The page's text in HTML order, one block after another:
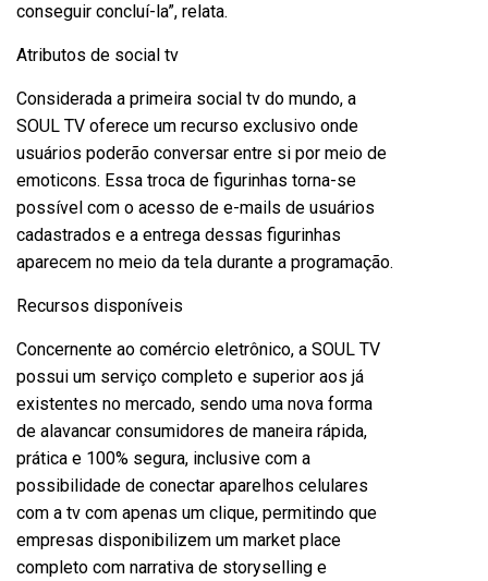
conseguir concluí-la”, relata.
Atributos de social tv
Considerada a primeira social tv do mundo, a
SOUL TV oferece um recurso exclusivo onde
usuários poderão conversar entre si por meio de
emoticons. Essa troca de figurinhas torna-se
possível com o acesso de e-mails de usuários
cadastrados e a entrega dessas figurinhas
aparecem no meio da tela durante a programação.
Recursos disponíveis
Concernente ao comércio eletrônico, a SOUL TV
possui um serviço completo e superior aos já
existentes no mercado, sendo uma nova forma
de alavancar consumidores de maneira rápida,
prática e 100% segura, inclusive com a
possibilidade de conectar aparelhos celulares
com a tv com apenas um clique, permitindo que
empresas disponibilizem um market place
completo com narrativa de storyselling e